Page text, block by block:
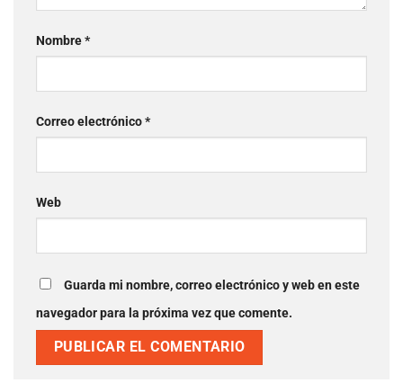
Nombre*
Correo electrónico*
Web
Guarda mi nombre, correo electrónico y web en este
navegador para la próxima vez que comente.